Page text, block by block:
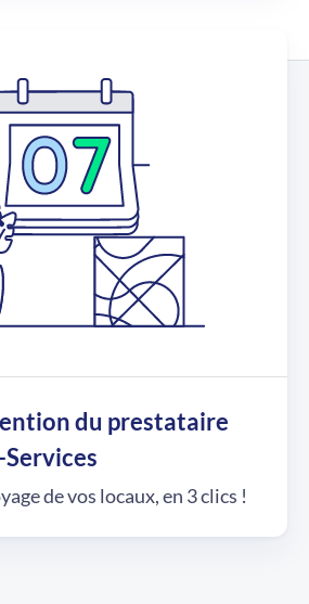
du prestataire
de vos locaux, en 3 clics !